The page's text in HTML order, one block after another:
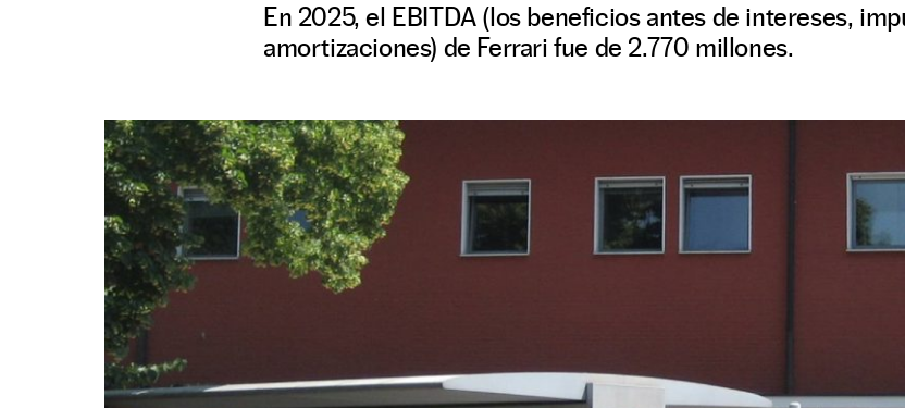
En 2025, el EBITDA (los beneficios antes de intereses,
amortizaciones) de Ferrari fue de 2.770 millones.